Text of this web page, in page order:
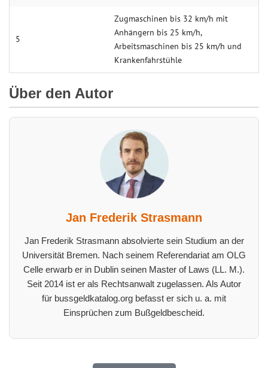
5
Zugmaschinen bis 32 km/h mit
Anhängern bis 25 km/h,
Arbeitsmaschinen bis 25 km/h und
Krankenfahrstühle
Über den Autor
Jan Frederik Strasmann
Jan Frederik Strasmann absolvierte sein Studium an der
Universität Bremen. Nach seinem Referendariat am OLG
Celle erwarb er in Dublin seinen Master of Laws (LL. M.).
Seit 2014 ist er als Rechtsanwalt zugelassen. Als Autor
für bussgeldkatalog.org befasst er sich u. a. mit
Einsprüchen zum Bußgeldbescheid.